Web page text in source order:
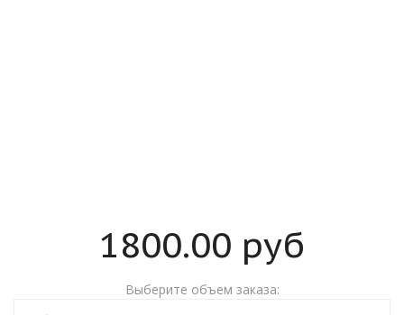
1800.00 руб
Выберите объем заказа: